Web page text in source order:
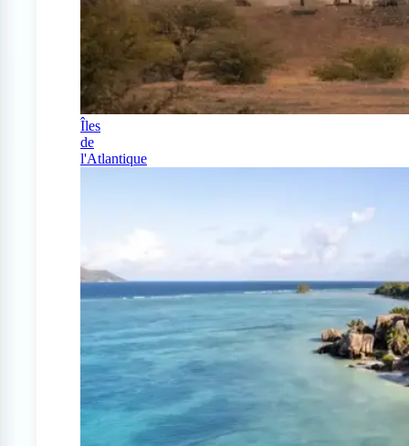
Îles
de
l'Atlantique